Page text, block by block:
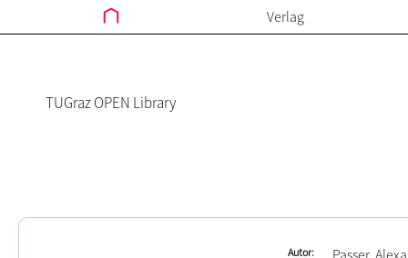
Verlag
TUGraz OPEN Library
Autor
Passer,